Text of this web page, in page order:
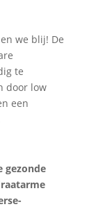
we blij! De
te
door low
een
gezonde